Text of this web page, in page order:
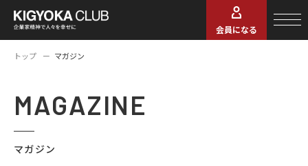
会員になる
トップ マガジン
MAGAZINE
マガジン